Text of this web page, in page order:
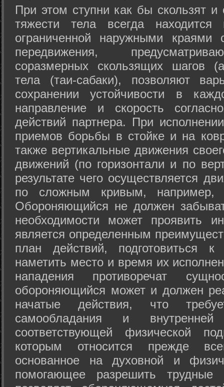
При этом ступни как бы скользят
тяжести тела всегда
ограниченной наружными краями
передвижения,
соразмерных скользящих шагов
тела (таи-сабаки), позволяют
сохранении устойчивости в
направление и скорость
действий партнера. При
приемов борьбы в стойке и на
также вертикальные движения
движений (по горизонтали и по
результате чего осуществляется
по сложным кривым, например,
Обороняющийся не должен
необходимости может проявить
является определенным
план действий, подготовиться
наметить место и время их
нападения противоречат
обороняющийся может и должен
начатые действия, что
самообладания и
соответствующей физической
которым относится прежде
основанное на духовной и
помогающее разрешить